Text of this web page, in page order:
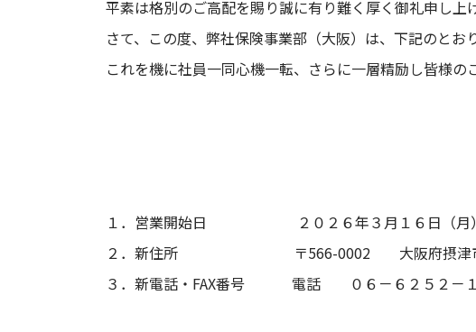
平素は格別のご高配を賜り誠に有り難く厚く御礼申し上
さて、この度、弊社保険事業部（大阪）は、下記のとお
これを機に社員一同心機一転、さらに一層精励し皆様の
１．営業開始日 ２０２６年３月１６日（月）
２．新住所 〒566-0002 大阪府摂津市千里
３．新電話・FAX番号 電話 ０６－６２５２－